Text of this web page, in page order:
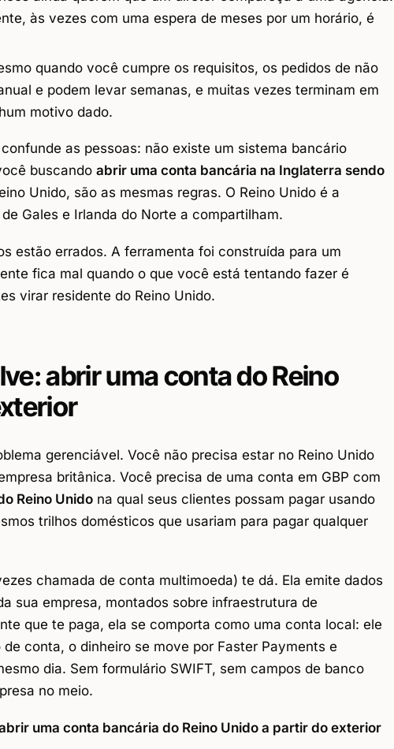
às vezes com uma espera de meses por um horário, é
quando você cumpre os requisitos, os pedidos de não
e podem levar semanas, e muitas vezes terminam em
motivo dado.
as pessoas: não existe um sistema bancário
buscando abrir uma conta bancária na Inglaterra sendo
Unido, são as mesmas regras. O Reino Unido é a
Gales e Irlanda do Norte a compartilham.
estão errados. A ferramenta foi construída para um
fica mal quando o que você está tentando fazer é
virar residente do Reino Unido.
abrir uma conta do Reino
gerenciável. Você não precisa estar no Reino Unido
britânica. Você precisa de uma conta em GBP com
Reino Unido na qual seus clientes possam pagar usando
trilhos domésticos que usariam para pagar qualquer
chamada de conta multimoeda) te dá. Ela emite dados
sua empresa, montados sobre infraestrutura de
que te paga, ela se comporta como uma conta local: ele
conta, o dinheiro se move por Faster Payments e
dia. Sem formulário SWIFT, sem campos de banco
no meio.
uma conta bancária do Reino Unido a partir do exterior